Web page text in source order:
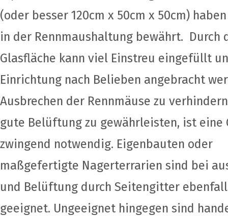
(oder besser 120cm x 50cm x 50cm)
in der Rennmaushaltung bewährt. Durch
Glasfläche kann viel Einstreu eingefüllt
Einrichtung nach Belieben angebracht
Ausbrechen der Rennmäuse zu
gute Belüftung zu gewährleisten, ist eine
zwingend notwendig. Eigenbauten oder
maßgefertigte Nagerterrarien sind bei
und Belüftung durch Seitengitter
geeignet. Ungeeignet hingegen sind